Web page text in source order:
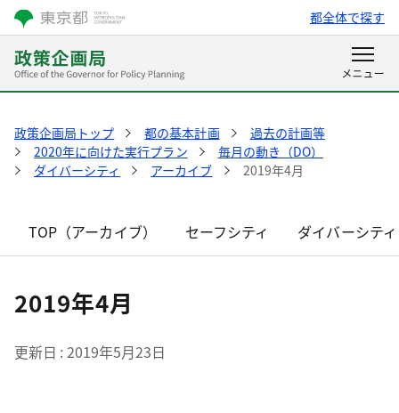
都全体で探す
政策企画局トップ 都の基本計画
過去の計画等
2020年に向けた実行プラン
毎月の動き（DO）
ダイバーシティ
アーカイブ 2019年4月
TOP（アーカイブ） セーフシティ ダイバーシティ
2019年4月
更新日 2019年5月23日